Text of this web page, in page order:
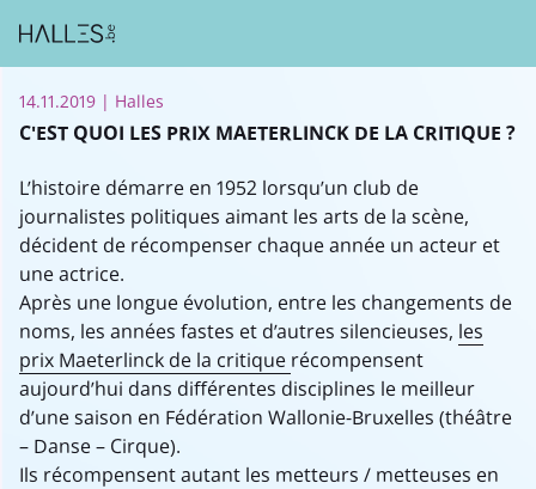
14.11.2019 | Halles
C'EST QUOI LES PRIX MAETERLINCK DE LA CRITIQUE ?
L’histoire démarre en 1952 lorsqu’un club de
journalistes politiques aimant les arts de la scène,
décident de récompenser chaque année un acteur et
une actrice.
Après une longue évolution, entre les changements de
noms, les années fastes et d’autres silencieuses, les
prix Maeterlinck de la critique récompensent
aujourd’hui dans différentes disciplines le meilleur
d’une saison en Fédération Wallonie-Bruxelles (théâtre
– Danse – Cirque).
Ils récompensent autant les metteurs / metteuses en